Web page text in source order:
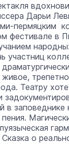
Дарьи
пермяцким
фестивале в
участниц
Театру
в заповеднике
о